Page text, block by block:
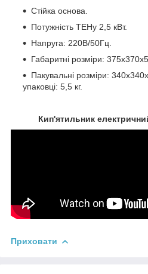
Стійка основа.
Потужність ТЕНу 2,5 кВт.
Напруга: 220В/50Гц.
Габаритні розміри:
Пакувальні розміри:
упаковці: 5,5 кг.
Кип'ятильник
Приховати